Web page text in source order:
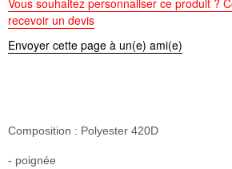
recevoir un devis
Envoyer cette page à un(e) ami(e)
Composition : Polyester 420D
- poignée